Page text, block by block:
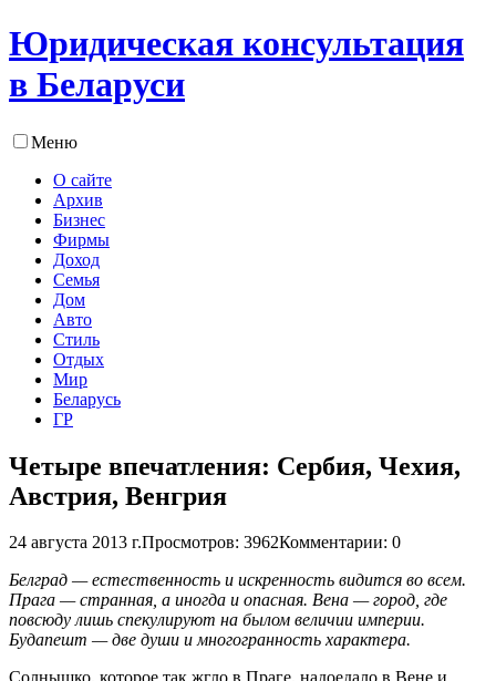
Юридическая консультация
в Беларуси
Меню
О сайте
Архив
Бизнес
Фирмы
Доход
Семья
Дом
Авто
Стиль
Отдых
Мир
Беларусь
ГР
Четыре впечатления: Сербия, Чехия,
Австрия, Венгрия
24 августа 2013 г.Просмотров: 3962Комментарии: 0
Белград — естественность и искренность видится во всем.
Прага — странная, а иногда и опасная. Вена — город, где
повсюду лишь спекулируют на былом величии империи.
Будапешт — две души и многогранность характера.